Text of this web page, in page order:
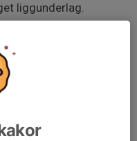
liggunderlag.